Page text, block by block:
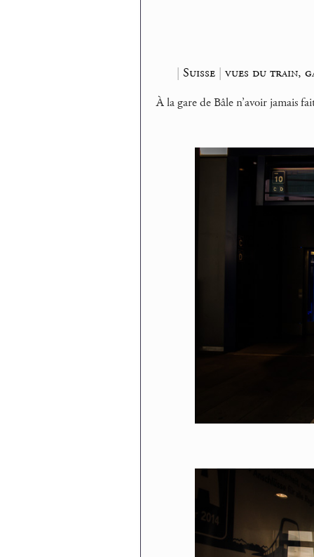
| Suisse| vues du train,
À la gare de Bâle n’avoir jamais